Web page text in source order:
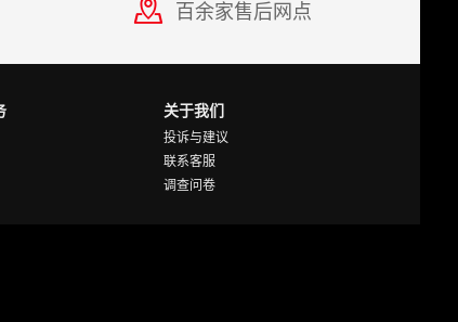
百余家售后网点
关于我们
投诉与建议
联系客服
调查问卷